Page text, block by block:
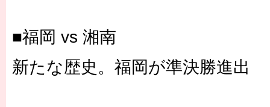
■福岡 vs 湘南
新たな歴史。福岡が準決勝進出